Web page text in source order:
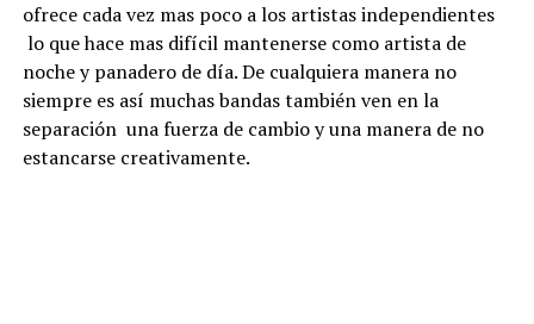
ofrece cada vez mas poco a los artistas independientes
lo que hace mas difícil mantenerse como artista de
noche y panadero de día. De cualquiera manera no
siempre es así muchas bandas también ven en la
separación una fuerza de cambio y una manera de no
estancarse creativamente.